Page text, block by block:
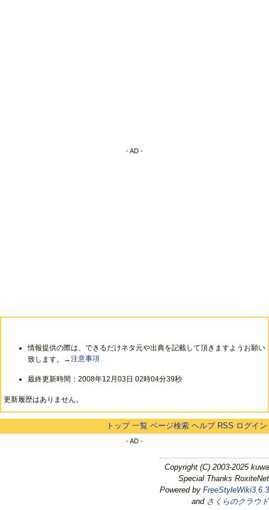
- AD -
情報提供の際は、できるだけネタ元や出典を記載して頂きますようお願い
致します。→注意事項
最終更新時間：2008年12月03日 02時04分39秒
更新履歴はありません。
トップ 一覧 ページ検索 ヘルプ RSS ログイン
- AD -
Copyright (C) 2003-2025 kuwa
Special Thanks RoxiteNet
Powered by FreeStyleWiki3.6.3
and さくらのクラウド